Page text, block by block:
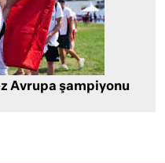
Avrupa şampiyonu